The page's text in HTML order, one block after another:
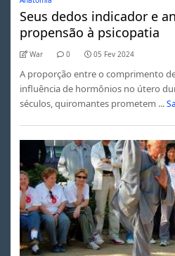
Seus dedos indicador e
propensão à psicopatia
War 0 05 Fev 2024
A proporção entre o comprimento
influência de hormônios no útero
séculos, quiromantes prometem ...